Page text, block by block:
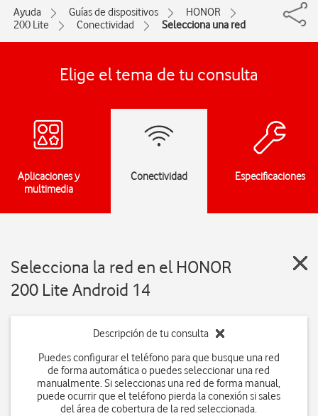
Ayuda Guías de dispositivos
HONOR
200 Lite
Conectividad Selecciona una red
Elige el tema de tu consulta
Aplicaciones y
multimedia
Conectividad Especificaciones
Selecciona la red en el HONOR
200 Lite Android 14
Descripción de tu consulta
Puedes configurar el teléfono para que busque una red
de forma automática o puedes seleccionar una red
manualmente. Si seleccionas una red de forma manual,
puede ocurrir que el teléfono pierda la conexión si sales
del área de cobertura de la red seleccionada.